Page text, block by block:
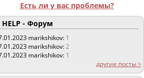
Есть ли у вас проблемы?
HELP - Форум
marikshikov: 1
marikshikov:2
marikshikov: 1
другие посты >